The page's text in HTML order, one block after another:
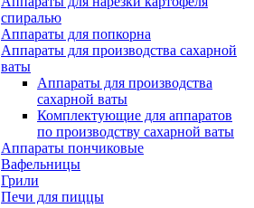
спиралью
Аппараты для попкорна
Аппараты для производства сахарной
ваты
Аппараты для производства
сахарной ваты
Комплектующие для аппаратов
по производству сахарной ваты
Аппараты пончиковые
Вафельницы
Грили
Печи для пиццы